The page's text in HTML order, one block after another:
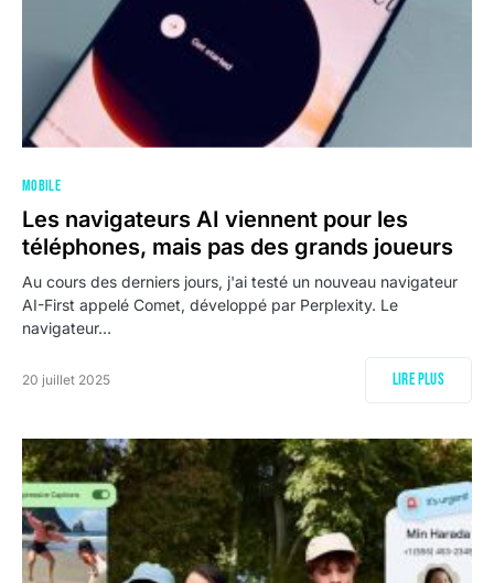
MOBILE
Les navigateurs AI viennent pour les
téléphones, mais pas des grands joueurs
Au cours des derniers jours, j'ai testé un nouveau navigateur
AI-First appelé Comet, développé par Perplexity. Le
navigateur…
20 juillet 2025 Lire plus